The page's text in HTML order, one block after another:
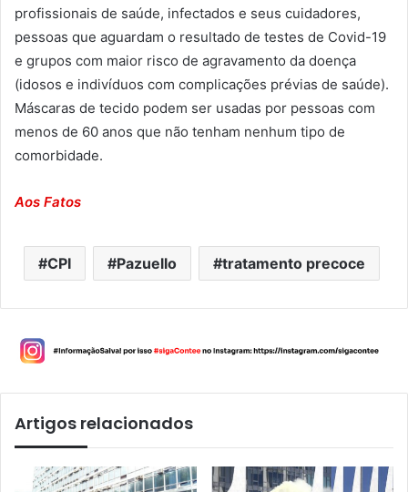
profissionais de saúde, infectados e seus cuidadores,
pessoas que aguardam o resultado de testes de Covid-19
e grupos com maior risco de agravamento da doença
(idosos e indivíduos com complicações prévias de saúde).
Máscaras de tecido podem ser usadas por pessoas com
menos de 60 anos que não tenham nenhum tipo de
comorbidade.
Aos Fatos
CPI Pazuello tratamento precoce
Artigos relacionados